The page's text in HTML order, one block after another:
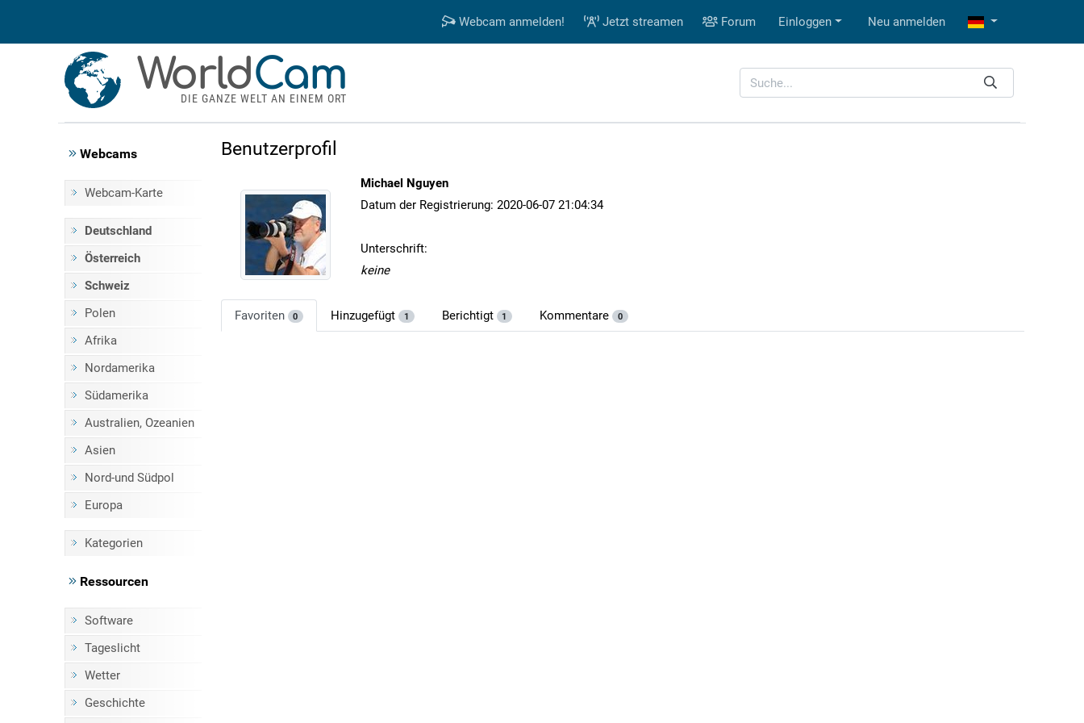
Webcam anmelden! Jetzt streamen Forum Einloggen Neu anmelden
WorldCam
DIE GANZE WELT AN EINEM ORT
Webcams
Webcam-Karte
Deutschland
Österreich
Schweiz
Polen
Afrika
Nordamerika
Südamerika
Australien, Ozeanien
Asien
Nord-und Südpol
Europa
Kategorien
Ressourcen
Software
Tageslicht
Wetter
Geschichte
Benutzerprofil
Michael Nguyen
Datum der Registrierung: 2020-06-07 21:04:34
Unterschrift:
keine
Favoriten 0 Hinzugefügt 1 Berichtigt 1 Kommentare 0